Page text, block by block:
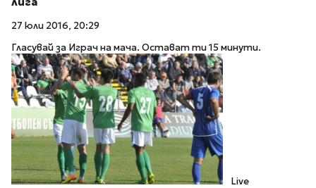
27 юли 2016, 20:29
Гласувай за Играч на мача. Остават ти 15 минути.
Live